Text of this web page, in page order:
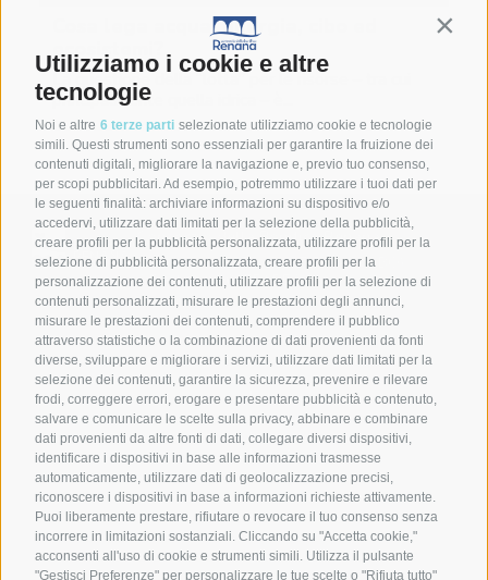
Utilizziamo i cookie e altre
tecnologie
Noi e altre 6 terze parti selezionate utilizziamo cookie e tecnologie
simili. Questi strumenti sono essenziali per garantire la fruizione dei
contenuti digitali, migliorare la navigazione e, previo tuo consenso,
per scopi pubblicitari. Ad esempio, potremmo utilizzare i tuoi dati per
le seguenti finalità: archiviare informazioni su dispositivo e/o
accedervi, utilizzare dati limitati per la selezione della pubblicità,
creare profili per la pubblicità personalizzata, utilizzare profili per la
selezione di pubblicità personalizzata, creare profili per la
personalizzazione dei contenuti, utilizzare profili per la selezione di
contenuti personalizzati, misurare le prestazioni degli annunci,
misurare le prestazioni dei contenuti, comprendere il pubblico
attraverso statistiche o la combinazione di dati provenienti da fonti
diverse, sviluppare e migliorare i servizi, utilizzare dati limitati per la
selezione dei contenuti, garantire la sicurezza, prevenire e rilevare
frodi, correggere errori, erogare e presentare pubblicità e contenuto,
salvare e comunicare le scelte sulla privacy, abbinare e combinare
dati provenienti da altre fonti di dati, collegare diversi dispositivi,
identificare i dispositivi in base alle informazioni trasmesse
automaticamente, utilizzare dati di geolocalizzazione precisi,
riconoscere i dispositivi in base a informazioni richieste attivamente.
Puoi liberamente prestare, rifiutare o revocare il tuo consenso senza
incorrere in limitazioni sostanziali. Cliccando su "Accetta cookie,"
acconsenti all'uso di cookie e strumenti simili. Utilizza il pulsante
"Gestisci Preferenze" per personalizzare le tue scelte o "Rifiuta tutto"
Cosa lega acqua, energia, cibo ed
ecosistemi?
La questione della “lotta” per le risorse – tra cui
principalmente quella idrica – è...
Consorzio della Bonifica Renana
Via S. Stefano, 56 40125 Bologna (BO)
C.F. 91313990375 | PECbonificarenana@pec.it
Contatti
DISCOVER BONIFICA RENANA
Home
Leggi
Guarda
Press Area
OUR SERVICES
Servizi
News
FOLLOW US
Facebook
Instagram
Linkedin